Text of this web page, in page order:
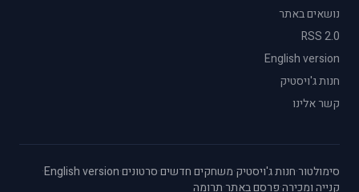
נושאים באתר
RSS 2.0
English version
חנות ג'ויסטיק
קשר אלינו
סימולטור·חנות ג'ויסטיק·משחקים חדשים·סרטונים·
English version
·
קנייה ומכירה·פרסם באתר·תרומה